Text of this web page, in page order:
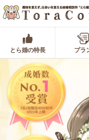
とら婚の特長 プラ